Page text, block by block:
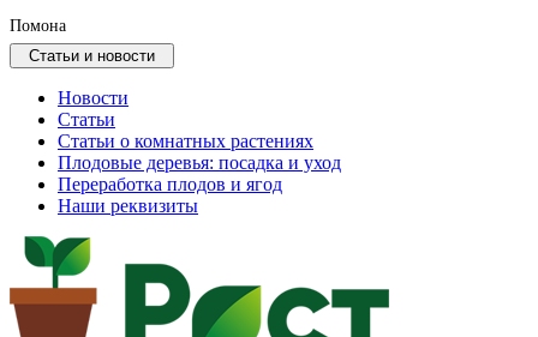
Помона
Статьи и новости
Новости
Статьи
Статьи о комнатных растениях
Плодовые деревья: посадка и уход
Переработка плодов и ягод
Наши реквизиты